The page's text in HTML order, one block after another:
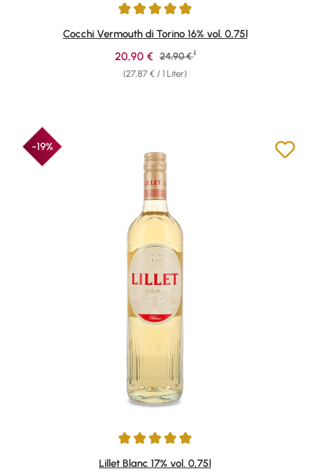
Durchschnittliche Bewertung von 4.94 von 5 Sternen
Cocchi Vermouth di Torino 16% vol. 0,75l
(27,87 € / 1 Liter)
Verkaufspreis:
20,90 € Regulärer Preis:
24,90 € 1
-19%
Durchschnittliche Bewertung von 5 von 5 Sternen
Lillet Blanc 17% vol. 0,75l